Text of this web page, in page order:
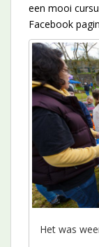
een mooi
Facebook
Het was